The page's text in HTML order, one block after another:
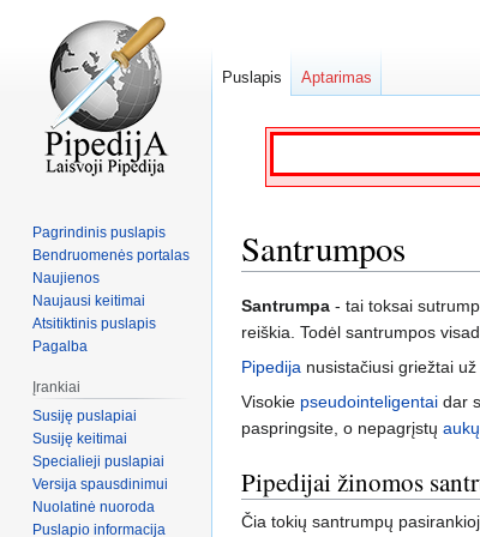
Santrumpos
Jump
to
navigation
Jump
to
search
Santrumpa - tai toksai
reiškia. Todėl santrumpos
Pipedija nusistačiusi griežtai
Visokie pseudointeligentai dar
paspringsite, o nepagrįstų aukų
Pipedijai žinomos
Čia tokių santrumpų
Puslapis Aptarimas
Pagrindinis puslapis
Bendruomenės portalas
Naujienos
Naujausi keitimai
Atsitiktinis puslapis
Pagalba
Įrankiai
Susiję puslapiai
Susiję keitimai
Specialieji puslapiai
Versija spausdinimui
Nuolatinė nuoroda
Puslapio informacija